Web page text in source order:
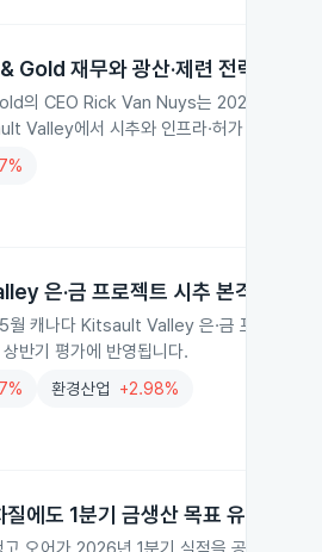
재무와 광산·제련 전략
의 CEO Rick Van Nuys는 2026년 6월
에서 시추와 인프라·허가 절차를 병
은·금 프로젝트 시추 본격화
캐나다 Kitsault Valley 은·금 프로젝트
반기 평가에 반영됩니다.
환경산업 +2.98%
에도 1분기 금생산 목표 유지